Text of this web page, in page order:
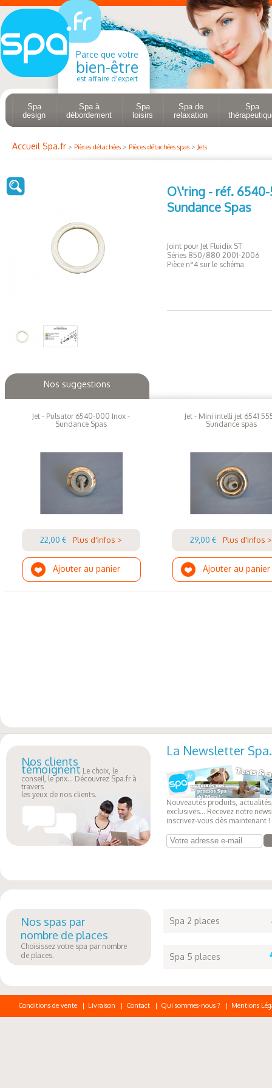
Parce que votre
bien-être
est affaire d'expert
Spa
design
Spa à
débordement
Spa
loisirs
Spa de
relaxation
Spa
Accueil Spa.fr > Pièces détachées > Pièces détachées spas > Jets
O\'ring - réf. 6540-
Sundance Spas
Joint pour Jet Fluidix ST
Séries 850/880 2001-2006
Pièce n°4 sur le schéma
Nos suggestions
Jet - Pulsator 6540-000 Inox -
Sundance Spas
22,00 € Plus d'infos >
Ajouter au panier
Jet - Mini intelli jet 6541
Sundance spas
29,00 € Plus d'infos >
Ajouter au panier
Nos clients
témoignent Le choix, le
conseil, le prix... Découvrez Spa.fr à
travers
les yeux de nos clients.
La Newsletter
Nouveautés produits,
exclusives... Recevez notre
inscrivez-vous dès maintenant !
Votre adresse e-mail
Nos spas par
nombre de places
Choisissez votre spa par nombre
de places.
Spa 2 places
Spa 5 places
Conditions de vente | Livraison | Contact | Qui sommes-nous ? | Mentions